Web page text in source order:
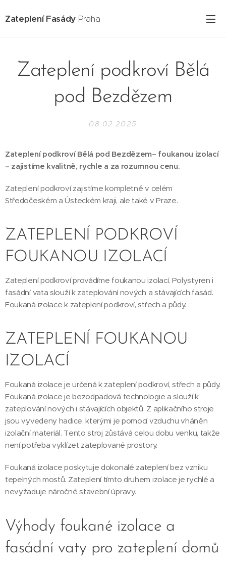
Zateplení Fasády Praha
Zateplení podkroví Bělá
pod Bezdězem
08.02.2025
Zateplení podkroví Bělá pod Bezdězem– foukanou izolací
– zajistíme kvalitně, rychle a za rozumnou cenu.
Zateplení podkroví zajistíme kompletně v celém
Středočeském a Ústeckém kraji, ale také v Praze.
ZATEPLENÍ PODKROVÍ
FOUKANOU IZOLACÍ
Zateplení podkroví provádíme foukanou izolací. Polystyren i
fasádní vata slouží k zateplování nových a stávajících fasád.
Foukaná izolace k zateplení podkroví, střech a půdy.
ZATEPLENÍ FOUKANOU
IZOLACÍ
Foukaná izolace je určená k zateplení podkroví, střech a půdy.
Foukaná izolace je bezodpadová technologie a slouží k
zateplování nových i stávajících objektů. Z aplikačního stroje
jsou vyvedeny hadice, kterými je pomocí vzduchu vháněn
izolační materiál. Tento stroj zůstává celou dobu venku, takže
není potřeba vyklízet zateplované prostory.
Foukaná izolace poskytuje dokonalé zateplení bez vzniku
tepelných mostů. Zateplení tímto druhem izolace je rychlé a
nevyžaduje náročné stavební úpravy.
Výhody foukané izolace a
fasádní vaty pro zateplení domů